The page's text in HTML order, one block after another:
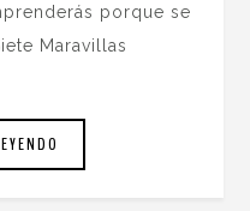
porque se
Maravillas